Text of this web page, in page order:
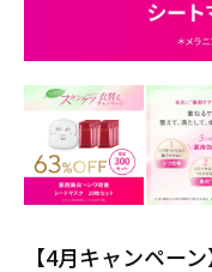
【4月キャンペー